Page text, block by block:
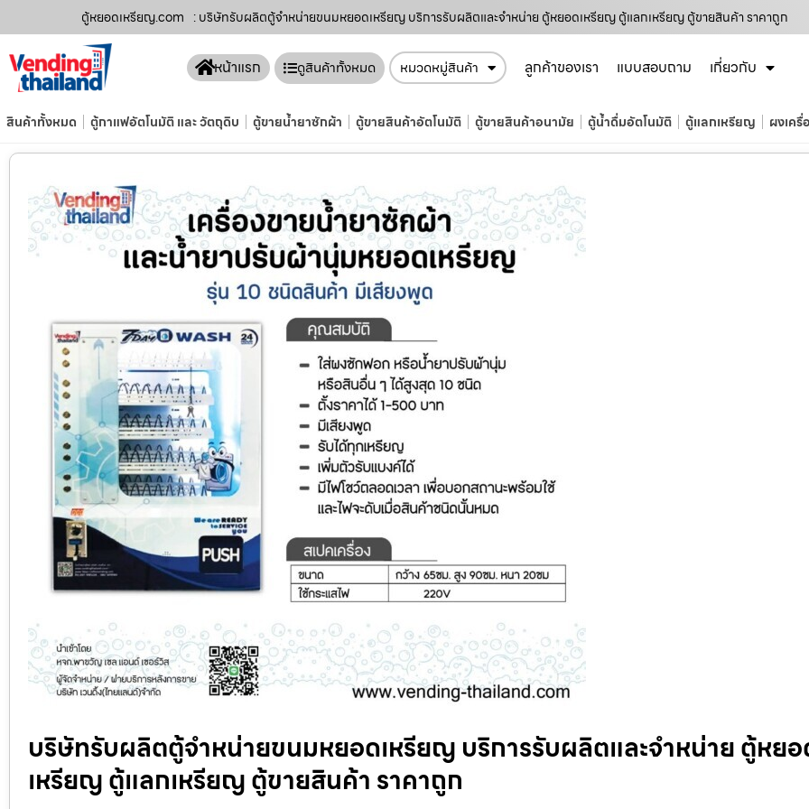
ตู้หยอดเหรียญ.com : บริษัทรับผลิตตู้จำหน่ายขนมหยอดเหรียญ​ บริการรับผลิตและจำหน่าย ตู้หยอดเหรียญ ตู้แลกเหรียญ ตู้ขายสินค้า ราคาถูก
หน้าแรก ดูสินค้าทั้งหมด หมวดหมู่สินค้า ลูกค้าของเรา แบบสอบถาม เกี่ยวกับ
สินค้าทั้งหมด ตู้กาแฟอัตโนมัติ และ วัตถุดิบ ตู้ขายน้ำยาซักผ้า ตู้ขายสินค้าอัตโนมัติ ตู้ขายสินค้าอนามัย ตู้น้ำดื่มอัตโนมัติ ตู้แลกเหรียญ ผงเค
บริษัทรับผลิตตู้จำหน่ายขนมหยอดเหรียญ​ บริการรับผลิตและจำหน่าย ตู้หย
เหรียญ ตู้แลกเหรียญ ตู้ขายสินค้า ราคาถูก